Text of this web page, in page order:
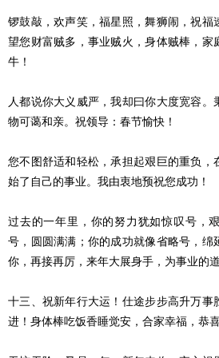
锣鼓敲，欢声笑，福星照，舞狮闹，祝福
望您财富贼多，事业贼火，身体贼棒，家
牛！
人都说你大义威严，我却曰你大度宽容
物可蔼和亲。祝领导：春节愉快！
您不图舒适和轻松，承担起艰巨的重负，
始了自己的事业。我由衷地预祝您成功！
过去的一年里，你的努力犹如惊叹号，
号，圆圆满满；你的成功就像省略号，绵
你，再接再厉，来年大展身手，为事业的
十三、祝新年行大运！仕途步步高升万事
进！身体棒吃饭香睡觉安，合家幸福，恭